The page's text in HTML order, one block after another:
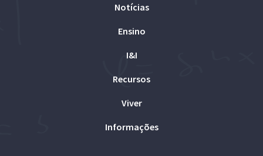
Notícias
Ensino
I&I
Recursos
Viver
Informações